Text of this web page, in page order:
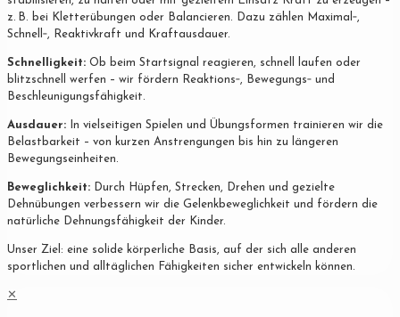
z. B. bei Kletterübungen oder Balancieren. Dazu zählen Maximal‐,
Schnell‐, Reaktivkraft und Kraftausdauer.
Schnelligkeit: Ob beim Startsignal reagieren, schnell laufen oder
blitzschnell werfen – wir fördern Reaktions‐, Bewegungs‐ und
Beschleunigungsfähigkeit.
Ausdauer: In vielseitigen Spielen und Übungsformen trainieren wir die
Belastbarkeit – von kurzen Anstrengungen bis hin zu längeren
Bewegungseinheiten.
Beweglichkeit: Durch Hüpfen, Strecken, Drehen und gezielte
Dehnübungen verbessern wir die Gelenkbeweglichkeit und fördern die
natürliche Dehnungsfähigkeit der Kinder.
Unser Ziel: eine solide körperliche Basis, auf der sich alle anderen
sportlichen und alltäglichen Fähigkeiten sicher entwickeln können.
✕